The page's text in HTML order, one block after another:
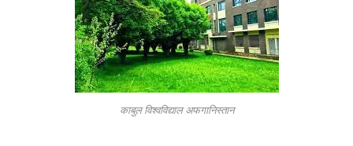
काबुल विश्वविद्याल अफगानिस्तान